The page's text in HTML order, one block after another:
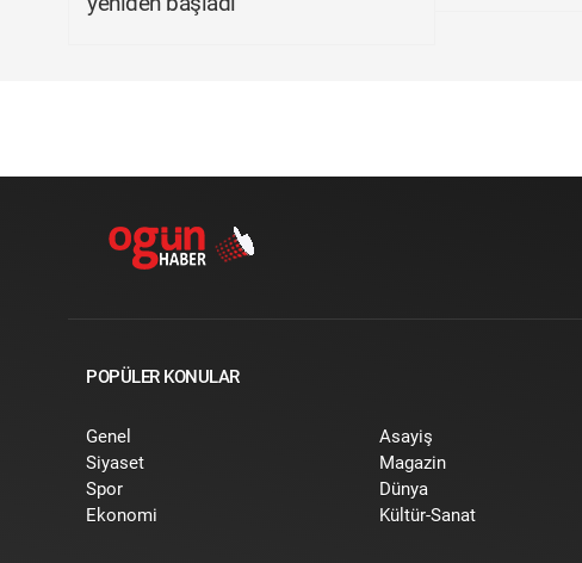
POPÜLER KONULAR
Genel
Siyaset
Spor
Ekonomi
Asayiş
Magazin
Dünya
Kültür-Sanat